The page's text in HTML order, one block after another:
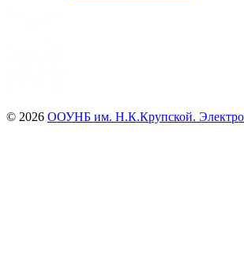
© 2026 ООУНБ им. Н.К.Крупской.